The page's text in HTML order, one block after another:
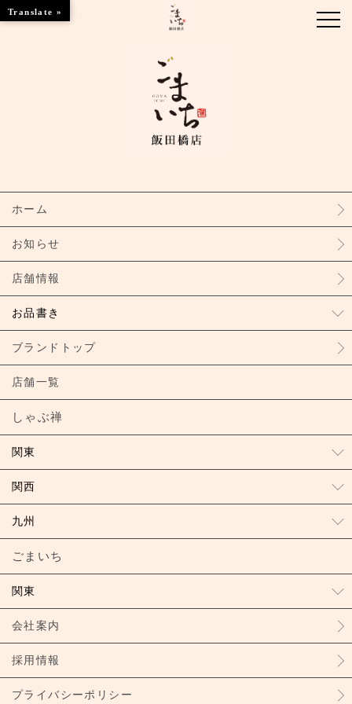
お知らせ
お品書き
ブランドトップ
店舗情報
ホーム
お知らせ
店舗情報
お品書き
ブランドトップ
店舗一覧
しゃぶ禅
関東
関西
九州
ごまいち
関東
会社案内
採用情報
プライバシーポリシー
Translate »